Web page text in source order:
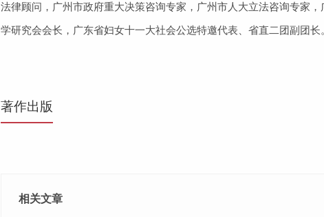
法律顾问，广州市政府重大决策咨询专家，广州市人大立法咨询专家
学研究会会长，广东省妇女十一大社会公选特邀代表、省直二团副团长
著作出版
相关文章